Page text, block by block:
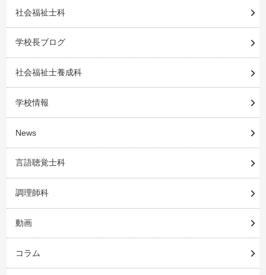
社会福祉士科
学校長ブログ
社会福祉士養成科
学校情報
News
言語聴覚士科
調理師科
動画
コラム